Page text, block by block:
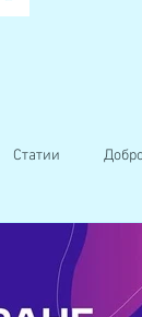
Статии
център